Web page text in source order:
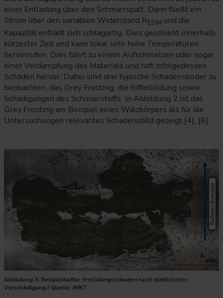
einer Entladung über den Schmierspalt. Dann fließt ein
Strom über den variablen Widerstand REDM und die
Kapazität entlädt sich schlagartig. Dies geschieht innerhalb
kürzester Zeit und kann lokal sehr hohe Temperaturen
hervorrufen. Dies führt zu einem Aufschmelzen oder sogar
einer Verdampfung des Materials und ruft infolgedessen
Schäden hervor. Dabei sind drei typische Schadensbilder zu
beobachten, das Grey Frosting, die Riffelbildung sowie
Schädigungen des Schmierstoffs. In Abbildung 2 ist das
Grey Frosting am Beispiel eines Wälzkörpers als für die
Untersuchungen relevantes Schadensbild gezeigt [4], [6].
Abbildung 3: Beispielhafter Ermüdungsschaden nach elektrischer
Vorschädigung / Quelle: IMKT
Die Mikroskopaufnahme zeigt eine geschädigte